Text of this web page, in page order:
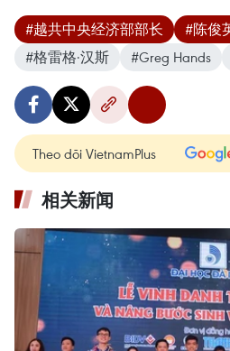
#越共中央经济部部长 #陈俊
#格雷格·汉斯
#Greg Hands
Theo dõi VietnamPlus
相关新闻